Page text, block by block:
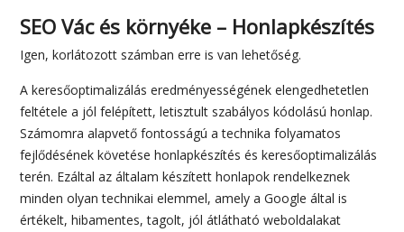
SEO Vác és környéke – Honlapkészítés
Igen, korlátozott számban erre is van lehetőség.
A keresőoptimalizálás eredményességének elengedhetetlen
feltétele a jól felépített, letisztult szabályos kódolású honlap.
Számomra alapvető fontosságú a technika folyamatos
fejlődésének követése honlapkészítés és keresőoptimalizálás
terén. Ezáltal az általam készített honlapok rendelkeznek
minden olyan technikai elemmel, amely a Google által is
értékelt, hibamentes, tagolt, jól átlátható weboldalakat